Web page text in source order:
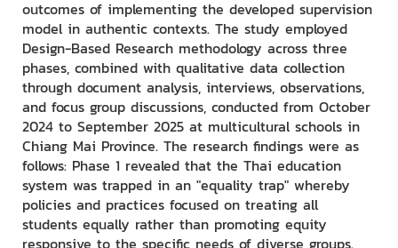
outcomes of implementing the developed supervision
model in authentic contexts. The study employed
Design-Based Research methodology across three
phases, combined with qualitative data collection
through document analysis, interviews, observations,
and focus group discussions, conducted from October
2024 to September 2025 at multicultural schools in
Chiang Mai Province. The research findings were as
follows: Phase 1 revealed that the Thai education
system was trapped in an "equality trap" whereby
policies and practices focused on treating all
students equally rather than promoting equity